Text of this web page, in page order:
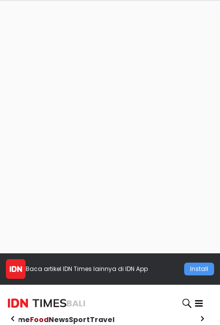
Baca artikel IDN Times lainnya di IDN App Install
BALI
HomeFoodNewsSportTravel